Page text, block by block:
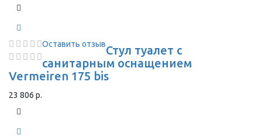
Оставить отзывСтул туалет с
санитарным оснащением
Vermeiren 175 bis
23 806 р.